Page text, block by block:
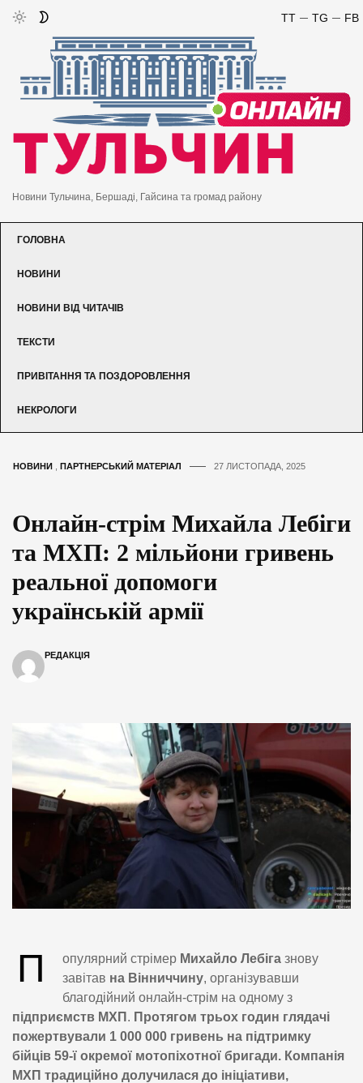
FB
TG
TT
Новини Тульчина, Бершаді, Гайсина та громад району
ГОЛОВНА
НОВИНИ
НОВИНИ ВІД ЧИТАЧІВ
ТЕКСТИ
ПРИВІТАННЯ ТА ПОЗДОРОВЛЕННЯ
НЕКРОЛОГИ
НОВИНИ ПАРТНЕРСЬКИЙ МАТЕРІАЛ 27 ЛИСТОПАДА, 2025
Онлайн-стрім Михайла Лебіги
та МХП: 2 мільйони гривень
реальної допомоги
українській армії
РЕДАКЦІЯ
П опулярний стрімер Михайло Лебіга знову
завітав на Вінниччину, організувавши
благодійний онлайн-стрім на одному з
підприємств МХП . Протягом трьох годин глядачі
пожертвували 1 000 000 гривень на підтримку
бійців 59-ї окремої мотопіхотної бригади. Компанія
МХП традиційно долучилася до ініціативи,